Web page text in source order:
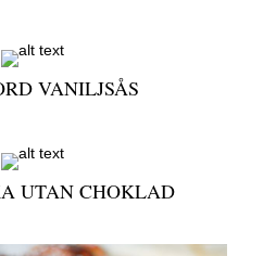
VANILJSÅS
UTAN CHOKLAD